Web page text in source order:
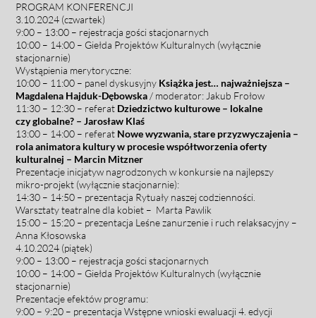
PROGRAM KONFERENCJI
3.10.2024 (czwartek)
9:00 – 13:00 – rejestracja gości stacjonarnych
10:00 – 14:00 – Giełda Projektów Kulturalnych (wyłącznie
stacjonarnie)
Wystąpienia merytoryczne:
10:00 – 11:00 – panel dyskusyjny Książka jest… najważniejsza –
Magdalena Hajduk-Dębowska / moderator: Jakub Frołow
11:30 – 12:30 – referat Dziedzictwo kulturowe – lokalne
czy globalne? – Jarosław Klaś
13:00 – 14:00 – referat Nowe wyzwania, stare przyzwyczajenia –
rola animatora kultury w procesie współtworzenia oferty
kulturalnej – Marcin Mitzner
Prezentacje inicjatyw nagrodzonych w konkursie na najlepszy
mikro-projekt (wyłącznie stacjonarnie):
14:30 – 14:50 – prezentacja Rytuały naszej codzienności.
Warsztaty teatralne dla kobiet – Marta Pawlik
15:00 – 15:20 – prezentacja Leśne zanurzenie i ruch relaksacyjny –
Anna Kłosowska
4.10.2024 (piątek)
9:00 – 13:00 – rejestracja gości stacjonarnych
10:00 – 14:00 – Giełda Projektów Kulturalnych (wyłącznie
stacjonarnie)
Prezentacje efektów programu:
9:00 – 9:20 – prezentacja Wstępne wnioski ewaluacji 4. edycji